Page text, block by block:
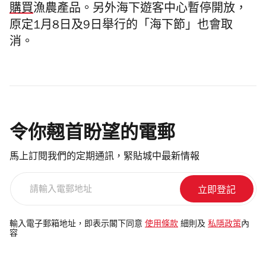
購買漁農產品。另外海下遊客中心暫停開放，
原定1月8日及9日舉行的「海下節」也會取
消。
令你翹首盼望的電郵
馬上訂閱我們的定期通訊，緊貼城中最新情報
電
郵
輸入電子郵箱地址，即表示閣下同意 使用條款 細則及 私隱政策 內
容